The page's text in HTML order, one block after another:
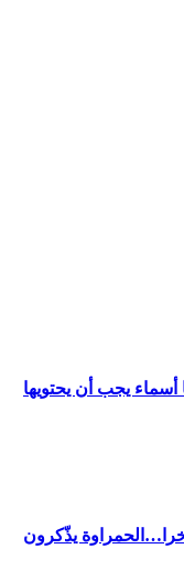
أسماء يجب أن يحتويها
يذّكرون